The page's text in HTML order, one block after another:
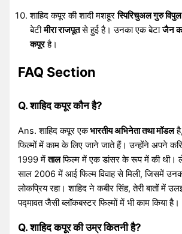
शाहिद कपूर की शादी मशहूरस्पिरिचुअल गुरु
बेटीमीरा राजपूतसे हुई है। उनका एक बेटाजैन
कपूरहै।
FAQ Section
Q. शाहिद कपूर कौन है?
Ans. शाहिद कपूर एकभारतीय अभिनेता तथा मॉडल
फिल्मों में काम के लिए जाने जाते हैं। उन्होंने अपने
1999 मेंतालफिल्म में एक डांसर के रूप में की थी।
साल 2006 में आई फिल्म विवाह से मिली, जिसमें
लोकप्रिय रहा। शाहिद ने कबीर सिंह, तेरी बातों में
पद्मावत जैसी ब्लॉकबस्टर फिल्मों में भी काम किया है।
Q. शाहिद कपूर की उम्र कितनी है?